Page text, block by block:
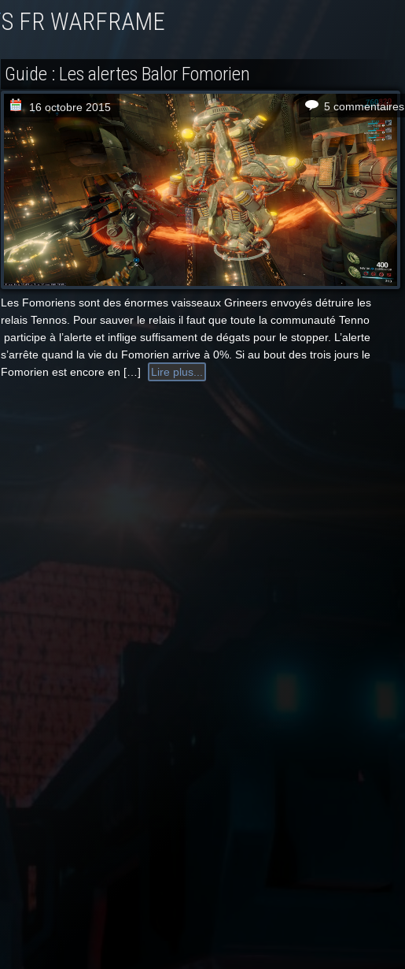
TS FR WARFRAME
Guide : Les alertes Balor Fomorien
16 octobre 2015 5 commentaires
Les Fomoriens sont des énormes vaisseaux Grineers envoyés détruire les
relais Tennos. Pour sauver le relais il faut que toute la communauté Tenno
participe à l’alerte et inflige suffisament de dégats pour le stopper. L’alerte
s’arrête quand la vie du Fomorien arrive à 0%. Si au bout des trois jours le
Fomorien est encore en […]
Lire plus...